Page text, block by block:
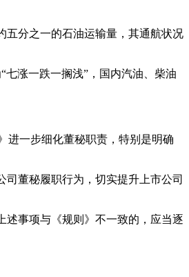
五分之一的石油运输量，其通航状况
七涨一跌一搁浅”，国内汽油、柴油
进一步细化董秘职责，特别是明确
董秘履职行为，切实提升上市公司
述事项与《规则》不一致的，应当逐